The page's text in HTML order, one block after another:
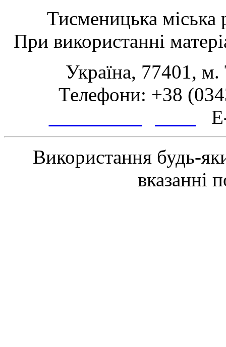
Тисменицька міська
При використанні
Україна, 77401,
Телефони: +38
Використання будь-
вказанні